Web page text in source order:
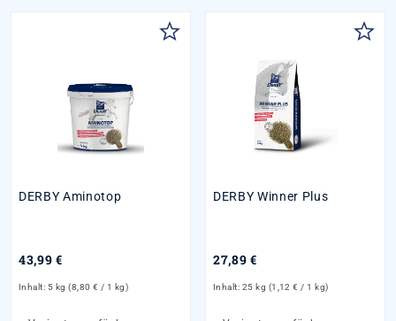
DERBY Aminotop
43,99 €
Inhalt: 5 kg(8,80 € / 1 kg)
DERBY Winner Plus
27,89 €
Inhalt: 25 kg (1,12 € / 1 kg)